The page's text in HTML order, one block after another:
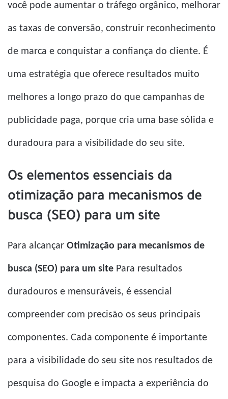
você pode aumentar o tráfego orgânico, melhorar
as taxas de conversão, construir reconhecimento
de marca e conquistar a confiança do cliente. É
uma estratégia que oferece resultados muito
melhores a longo prazo do que campanhas de
publicidade paga, porque cria uma base sólida e
duradoura para a visibilidade do seu site.
Os elementos essenciais da
otimização para mecanismos de
busca (SEO) para um site
Para alcançar Otimização para mecanismos de
busca (SEO) para um site Para resultados
duradouros e mensuráveis, é essencial
compreender com precisão os seus principais
componentes. Cada componente é importante
para a visibilidade do seu site nos resultados de
pesquisa do Google e impacta a experiência do